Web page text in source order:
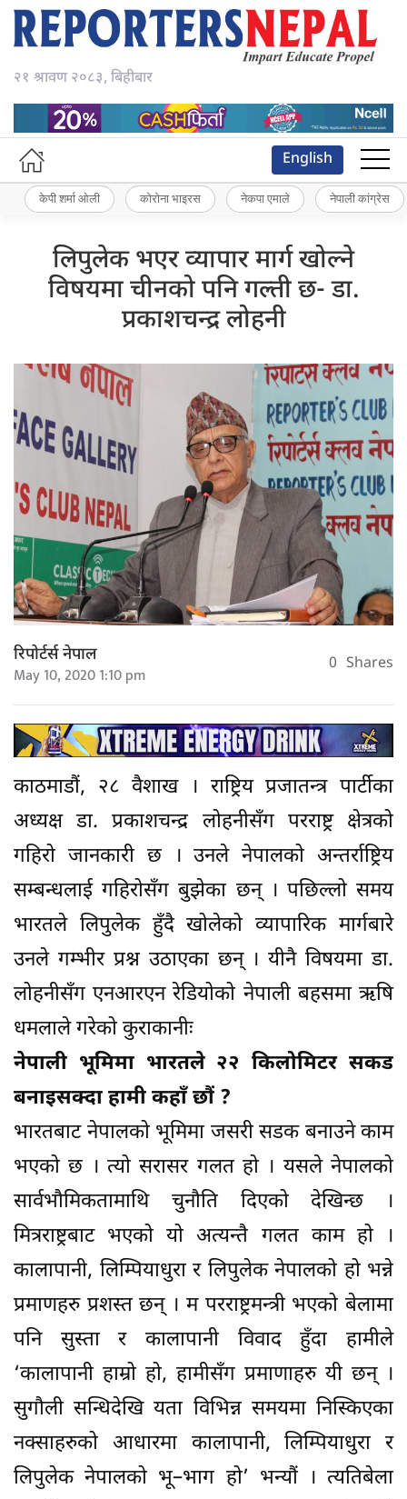
२१ श्रावण २०८३, बिहीबार
English
केपी शर्मा ओली कोरोना भाइरस नेकपा एमाले नेपाली कांग्रेस
लिपुलेक भएर व्यापार मार्ग खोल्ने
विषयमा चीनको पनि गल्ती छ- डा.
प्रकाशचन्द्र लोहनी
रिपोर्टर्स नेपाल
May 10, 2020 1:10 pm 0 Shares
काठमाडौं, २८ वैशाख । राष्ट्रिय प्रजातन्त्र पार्टीका
अध्यक्ष डा. प्रकाशचन्द्र लोहनीसँग परराष्ट्र क्षेत्रको
गहिरो जानकारी छ । उनले नेपालको अन्तर्राष्ट्रिय
सम्बन्धलाई गहिरोसँग बुझेका छन् । पछिल्लो समय
भारतले लिपुलेक हुँदै खोलेको व्यापारिक मार्गबारे
उनले गम्भीर प्रश्न उठाएका छन् । यीनै विषयमा डा.
लोहनीसँग एनआरएन रेडियोको नेपाली बहसमा ऋषि
धमलाले गरेको कुराकानीः
नेपाली भूमिमा भारतले २२ किलोमिटर सकड
बनाइसक्दा हामी कहाँ छौं ?
भारतबाट नेपालको भूमिमा जसरी सडक बनाउने काम
भएको छ । त्यो सरासर गलत हो । यसले नेपालको
सार्वभौमिकतामाथि चुनौति दिएको देखिन्छ ।
मित्रराष्ट्रबाट भएको यो अत्यन्तै गलत काम हो ।
कालापानी, लिम्पियाधुरा र लिपुलेक नेपालको हो भन्ने
प्रमाणहरु प्रशस्त छन् । म परराष्ट्रमन्त्री भएको बेलामा
पनि सुस्ता र कालापानी विवाद हुँदा हामीले
‘कालापानी हाम्रो हो, हामीसँग प्रमाणाहरु यी छन् ।
सुगौली सन्धिदेखि यता विभिन्न समयमा निस्किएका
नक्साहरुको आधारमा कालापानी, लिम्पियाधुरा र
लिपुलेक नेपालको भू–भाग हो’ भन्यौं । त्यतिबेला